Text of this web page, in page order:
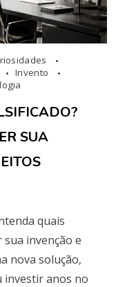
Invento
SUA
quais
invenção e
nova solução,
anos no